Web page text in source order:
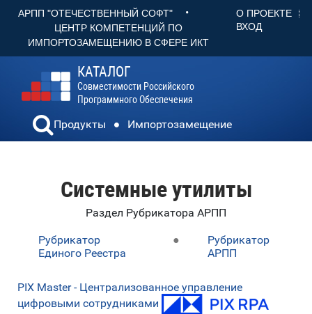
АРПП "ОТЕЧЕСТВЕННЫЙ СОФТ" •
ЦЕНТР КОМПЕТЕНЦИЙ ПО
ИМПОРТОЗАМЕЩЕНИЮ В СФЕРЕ ИКТ
О ПРОЕКТЕ
ВХОД
КАТАЛОГ
Совместимости Российского
Программного Обеспечения
Продукты Импортозамещение
Системные утилиты
Раздел Рубрикатора АРПП
Рубрикатор
Единого Реестра
●
Рубрикатор
АРПП
PIX Master - Централизованное управление
цифровыми сотрудниками